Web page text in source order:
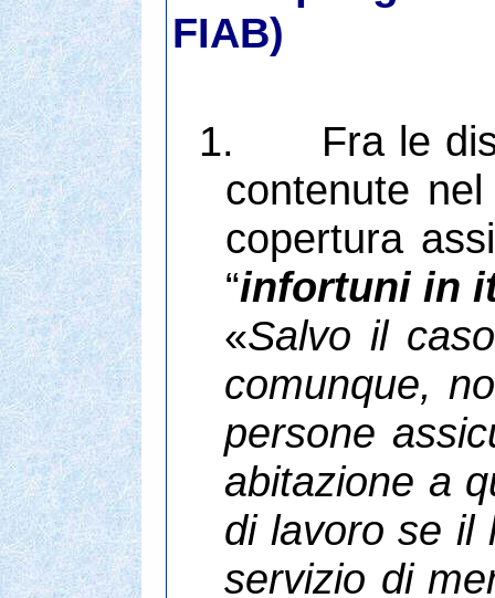
FIAB)
1.
Fra le
contenute
copertura
“infortuni in
«Salvo il
comunque,
persone
abitazione a
di lavoro se il
servizio di